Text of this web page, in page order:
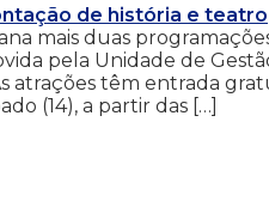
de história e teatro
mais duas
pela Unidade de
atrações têm entrada
(14), a partir das […]